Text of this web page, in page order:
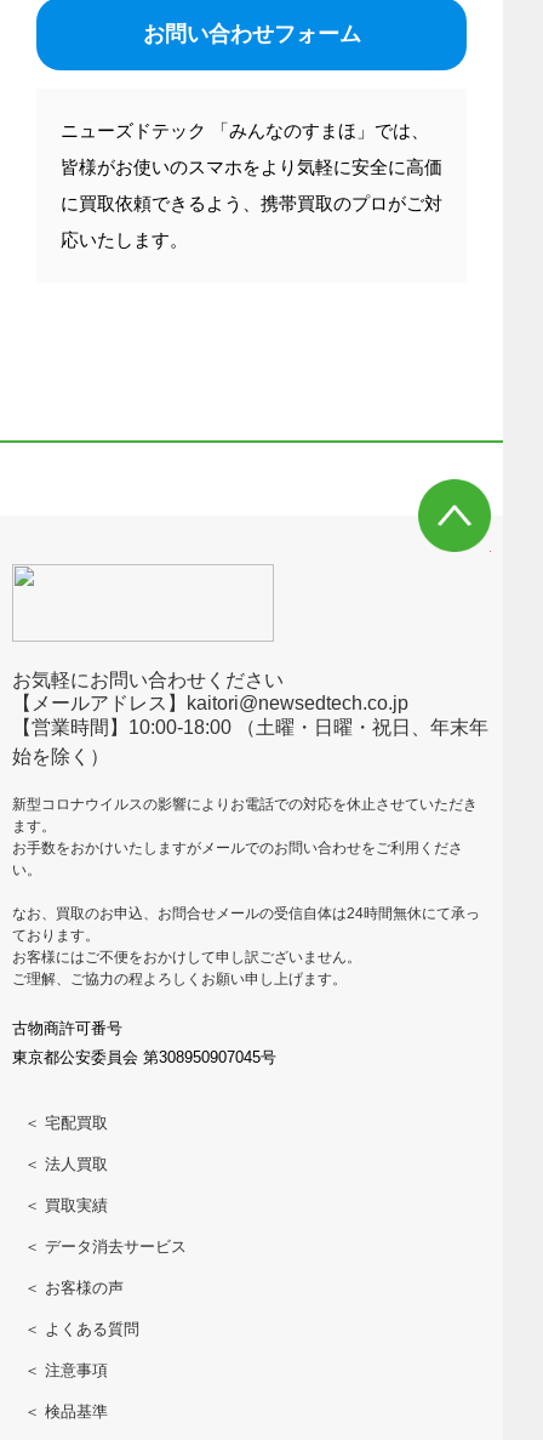
お問い合わせフォーム
ニューズドテック 「みんなのすまほ」では、
皆様がお使いのスマホをより気軽に安全に高価
に買取依頼できるよう、携帯買取のプロがご対
応いたします。
お気軽にお問い合わせください
【メールアドレス】kaitori@newsedtech.co.jp
【営業時間】10:00-18:00 （土曜・日曜・祝日、年末年
始を除く）
新型コロナウイルスの影響によりお電話での対応を休止させていただき
ます。
お手数をおかけいたしますがメールでのお問い合わせをご利用くださ
い。
なお、買取のお申込、お問合せメールの受信自体は24時間無休にて承っ
ております。
お客様にはご不便をおかけして申し訳ございません。
ご理解、ご協力の程よろしくお願い申し上げます。
古物商許可番号
東京都公安委員会 第308950907045号
＜ 宅配買取
＜ 法人買取
＜ 買取実績
＜ データ消去サービス
＜ お客様の声
＜ よくある質問
＜ 注意事項
＜ 検品基準